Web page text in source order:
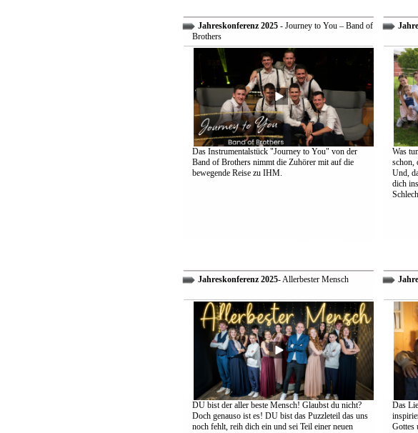
Jahreskonferenz 2025- Journey to You – Band of
Brothers
Das Instrumentalstück "Journey to You" von der
Band of Brothers nimmt die Zuhörer mit auf die
bewegende Reise zu IHM.
Was
schon,
Und,
dich
Jahreskonferenz 2025- Allerbester Mensch
DU bist der aller beste Mensch! Glaubst du nicht?
Doch genauso ist es! DU bist das Puzzleteil das uns
noch fehlt, reih dich ein und sei Teil einer neuen
Das
Gottes